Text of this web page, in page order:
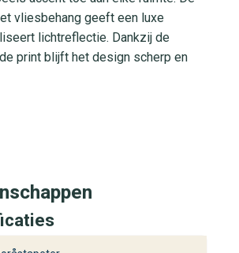
vliesbehang geeft een luxe
lichtreflectie. Dankzij de
print blijft het design scherp en
of hal.
kleurgebruik met gedurfde
interieur eenvoudig
is hier een perfect